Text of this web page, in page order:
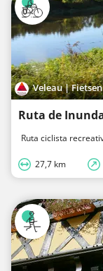
Veleau |
Ruta de
Ruta ciclista
27,7 km